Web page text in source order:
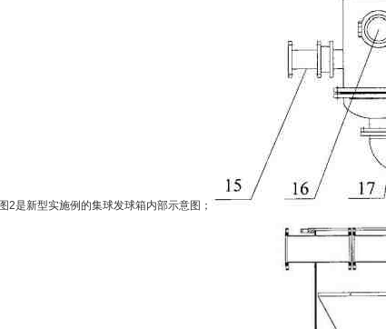
是新型实施例的集球发球箱内部示意图；